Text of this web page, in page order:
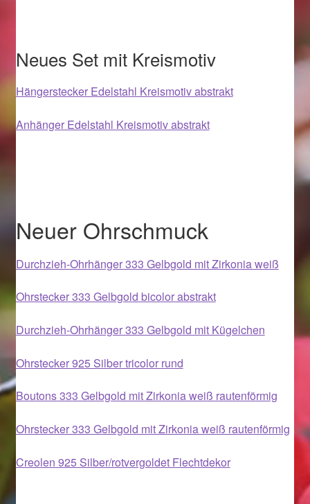
Ostergeschenke finden für Ostern 2015
Ostergeschenke finden für Ostern 2016
Partner
Shop
Startseite
Startseite
Neues Set mit Kreismotiv
Hängerstecker Edelstahl Kreismotiv abstrakt
Anhänger Edelstahl Kreismotiv abstrakt
Neuer Ohrschmuck
Durchzieh-Ohrhänger 333 Gelbgold mit Zirkonia weiß
Ohrstecker 333 Gelbgold bicolor abstrakt
Durchzieh-Ohrhänger 333 Gelbgold mit Kügelchen
Ohrstecker 925 Silber tricolor rund
Boutons 333 Gelbgold mit Zirkonia weiß rautenförmig
Ohrstecker 333 Gelbgold mit Zirkonia weiß rautenförmig
Creolen 925 Silber/rotvergoldet Flechtdekor